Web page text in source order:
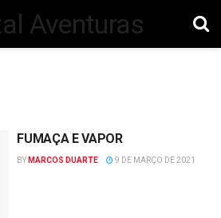
FUMAÇA E VAPOR
BY MARCOS DUARTE 9 DE MARÇO DE 2021